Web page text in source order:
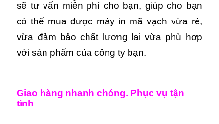
sẽ tư vấn miễn phí cho bạn, giúp cho bạn
có thể mua được máy in mã vạch vừa rẻ,
vừa đảm bảo chất lượng lại vừa phù hợp
với sản phẩm của công ty bạn.
Giao hàng nhanh chóng. Phục vụ tận
tình